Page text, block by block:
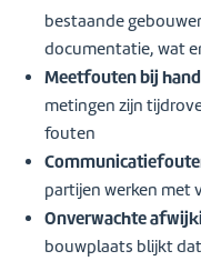
bestaande
documentatie, wat
Meetfouten bij
metingen zijn
fouten
partijen werken met
Onverwachte
bouwplaats blijkt